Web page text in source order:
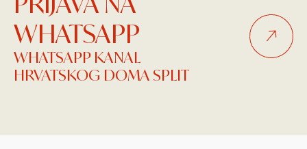
WHATSAPP
WHATSAPP KANAL
HRVATSKOG DOMA SPLIT